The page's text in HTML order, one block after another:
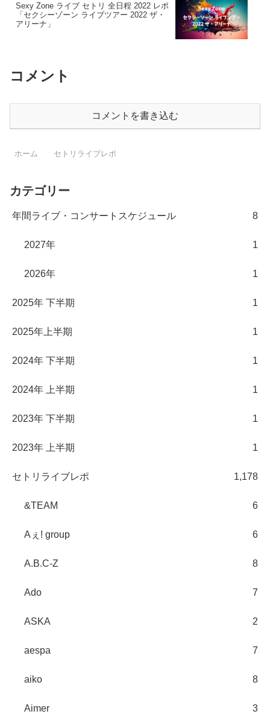
Sexy Zone ライブ セトリ 全日程 2022 レポ
「セクシーゾーン ライブツアー 2022 ザ・
アリーナ」
コメント
コメントを書き込む
ホーム セトリライブレポ
カテゴリー
年間ライブ・コンサートスケジュール 8
2027年 1
2026年 1
2025年 下半期 1
2025年上半期 1
2024年 下半期 1
2024年 上半期 1
2023年 下半期 1
2023年 上半期 1
セトリライブレポ 1,178
&TEAM 6
Aぇ! group 6
A.B.C-Z 8
Ado 7
ASKA 2
aespa 7
aiko 8
Aimer 3